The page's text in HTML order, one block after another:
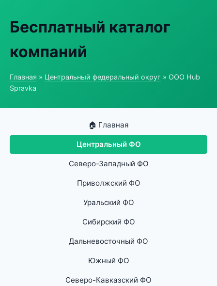
Бесплатный каталог
компаний
Главная » Центральный федеральный округ » ООО Hub
Spravka
🏠 Главная
Центральный ФО
Северо-Западный ФО
Приволжский ФО
Уральский ФО
Сибирский ФО
Дальневосточный ФО
Южный ФО
Северо-Кавказский ФО